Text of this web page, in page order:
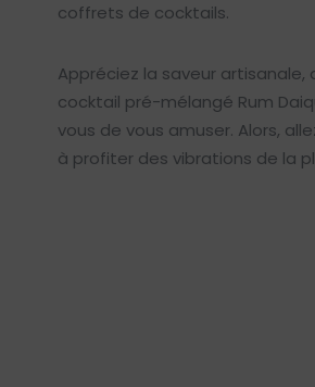
coffrets de cocktails.
Appréciez la saveur
cocktail pré-mélangé Rum
vous de vous amuser. Alors,
à profiter des vibrations de la